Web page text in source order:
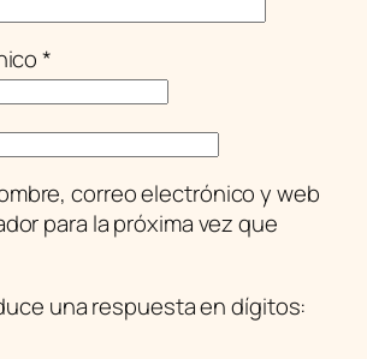
*
correo electrónico y web
para la próxima vez que
una respuesta en dígitos: